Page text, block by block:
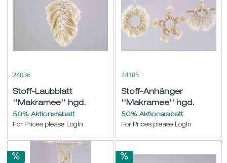
24036
Stoff-Laubblatt
''Makramee'' hgd.
natur 23x12cm
50% Aktionsrabatt
For Prices please LogIn
24185
Stoff-Anhänger
''Makramee'' hgd.
creme sort. ø13-15cm
50% Aktionsrabatt
For Prices please LogIn